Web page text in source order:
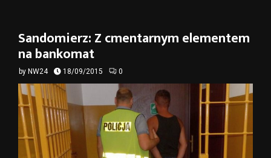
Sandomierz: Z cmentarnym elementem
na bankomat
by NW24 18/09/2015 0